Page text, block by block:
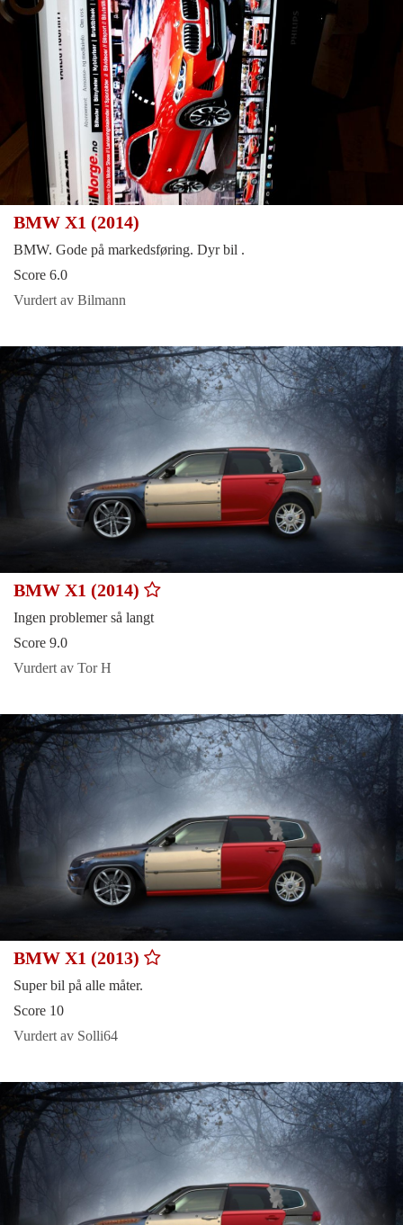
BMW X1 (2014)
BMW. Gode på markedsføring. Dyr bil .
Score 6.0
Vurdert av Bilmann
BMW X1 (2014)
Ingen problemer så langt
Score 9.0
Vurdert av Tor H
BMW X1 (2013)
Super bil på alle måter.
Score 10
Vurdert av Solli64